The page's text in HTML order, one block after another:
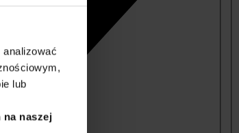
lub
naszej